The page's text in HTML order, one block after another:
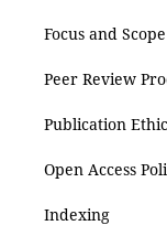
Focus and Scope
Peer Review
Publication
Open Access
Indexing